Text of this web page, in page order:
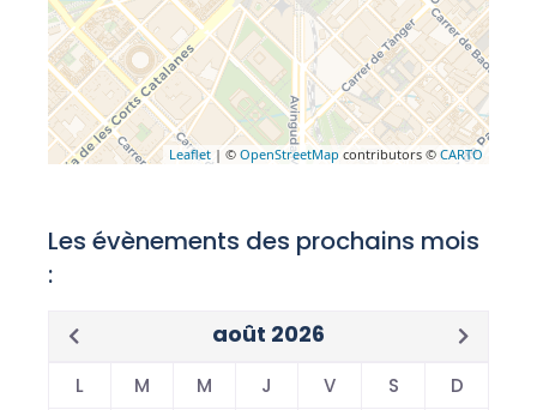
Leaflet | © OpenStreetMap contributors © CARTO
Les évènements des prochains mois
:
août 2026
L M M J V S D